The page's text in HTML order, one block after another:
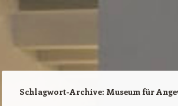
Schlagwort-Archive: Museum für